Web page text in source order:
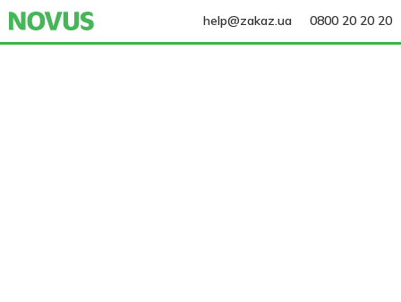
help@zakaz.ua 0800 20 20 20